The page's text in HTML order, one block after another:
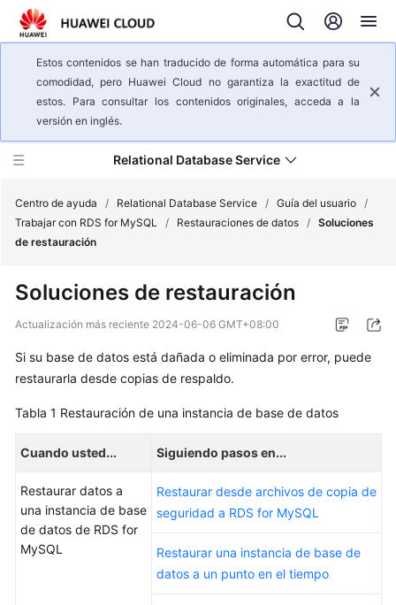
Estos contenidos se han traducido de forma automática para su
comodidad, pero Huawei Cloud no garantiza la exactitud de
estos. Para consultar los contenidos originales, acceda a la
versión en inglés.
Relational Database Service
del
servicio
Pasos
iniciales
Guía
usuario
Trabajar
con
RDS
for
Centro de ayuda / Relational Database Service / Guía del usuario /
Trabajar con RDS for MySQL / Restauraciones de datos / Soluciones
de restauración
Soluciones de restauración
Actualización más reciente 2024-06-06 GMT+08:00
Si su base de datos está dañada o eliminada por error, puede
restaurarla desde copias de respaldo.
Tabla 1 Restauración de una instancia de base de datos
Cuando usted... Siguiendo pasos en...
Restaurar datos a
una instancia de base
de datos de RDS for
MySQL
Restaurar desde archivos de copia de
seguridad a RDS for MySQL
Restaurar una instancia de base de
datos a un punto en el tiempo